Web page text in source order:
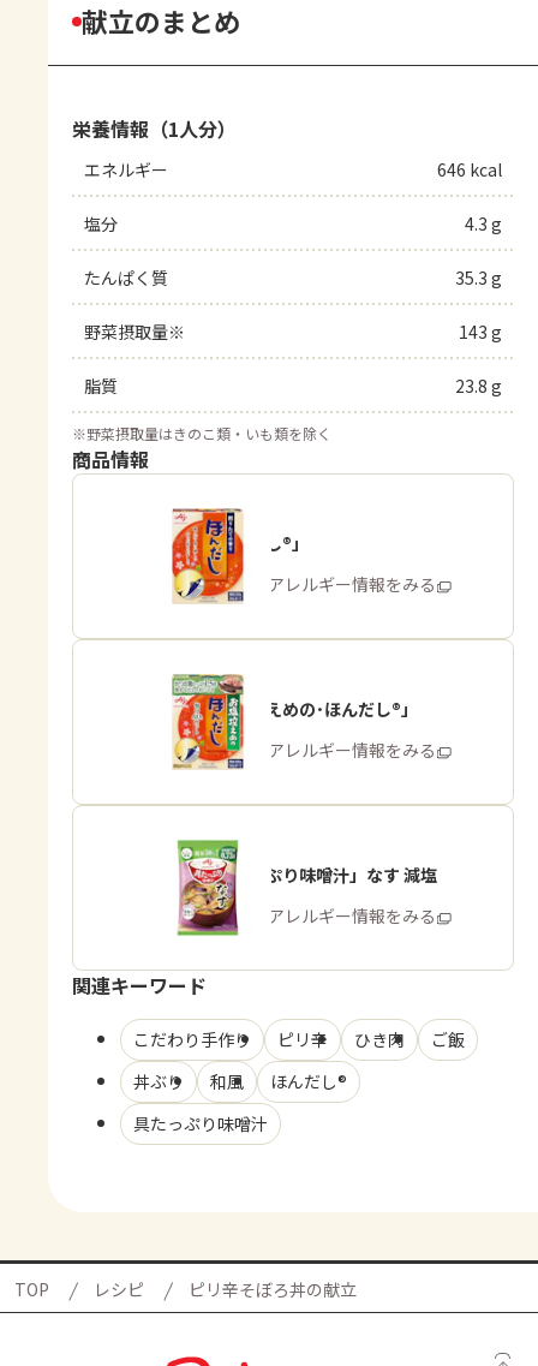
献立のまとめ
栄養情報（1人分）
エネルギー 646 kcal
塩分 4.3 g
たんぱく質 35.3 g
野菜摂取量※ 143 g
脂質 23.8 g
※野菜摂取量はきのこ類・いも類を除く
商品情報
「ほんだし®」
商品・アレルギー情報をみる
「お塩控えめの･ほんだし®」
商品・アレルギー情報をみる
「具たっぷり味噌汁」なす 減塩
商品・アレルギー情報をみる
関連キーワード
こだわり手作り ピリ辛 ひき肉
ご飯
丼ぶり
和風
ほんだし®
具たっぷり味噌汁
TOP レシピ ピリ辛そぼろ丼の献立